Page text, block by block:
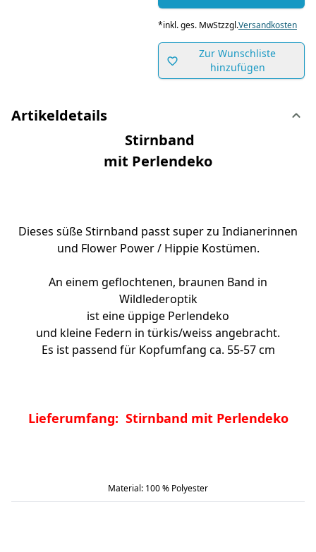
*inkl. ges. MwStzzgl.Versandkosten
Zur Wunschliste
hinzufügen
Artikeldetails
Stirnband
mit Perlendeko
Dieses süße Stirnband passt super zu Indianerinnen
und Flower Power / Hippie Kostümen.
An einem geflochtenen, braunen Band in
Wildlederoptik
ist eine üppige Perlendeko
und kleine Federn in türkis/weiss angebracht.
Es ist passend für Kopfumfang ca. 55-57 cm
Lieferumfang: Stirnband mit Perlendeko
Material: 100 % Polyester